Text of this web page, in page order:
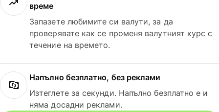
време
Запазете любимите си валути, за да
проверявате как се променя валутният курс с
течение на времето.
Напълно безплатно, без реклами
Изтеглете за секунди. Напълно безплатно е и
няма досадни реклами.